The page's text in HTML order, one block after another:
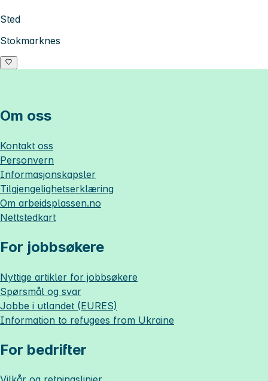
Sted
Stokmarknes
Om oss
Kontakt oss
Personvern
Informasjonskapsler
Tilgjengelighetserklæring
Om arbeidsplassen.no
Nettstedkart
For jobbsøkere
Nyttige artikler for jobbsøkere
Spørsmål og svar
Jobbe i utlandet (EURES)
Information to refugees from Ukraine
For bedrifter